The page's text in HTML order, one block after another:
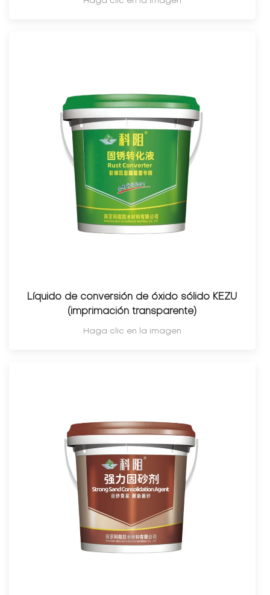
Líquido de conversión de óxido sólido KEZU
(imprimación transparente)
Haga clic en la imagen